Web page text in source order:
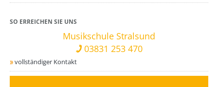
SO ERREICHEN SIE UNS
Musikschule Stralsund
03831 253 470
vollständiger Kontakt